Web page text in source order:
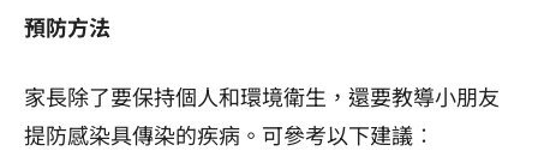
預防方法
家長除了要保持個人和環境衛生，還要教導小朋友
提防感染具傳染的疾病。可參考以下建議︰